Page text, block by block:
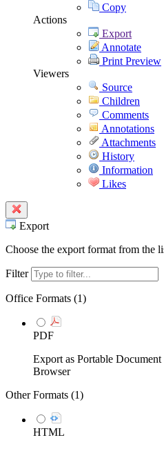
Copy
Actions
Export
Annotate
Print Preview
Viewers
Source
Children
Comments
Annotations
Attachments
History
Information
Likes
Export
Choose the export format from the
Filter
Office Formats (1)
PDF
Export as Portable
Browser
Other Formats (1)
HTML